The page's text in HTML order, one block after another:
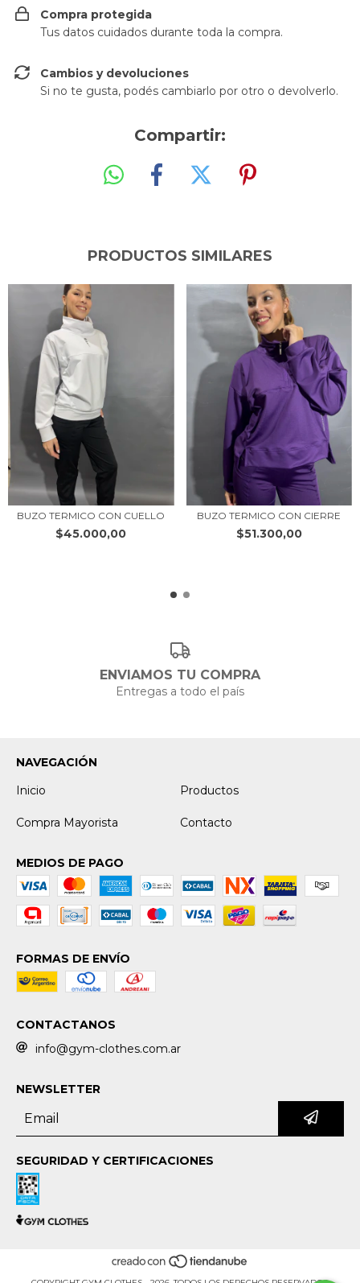
Compra protegida
Tus datos cuidados durante toda la compra.
Cambios y devoluciones
Si no te gusta, podés cambiarlo por otro o devolverlo.
Compartir:
PRODUCTOS SIMILARES
BUZO TERMICO CON CUELLO
$45.000,00
BUZO TERMICO CON CIERRE
$51.300,00
ENVIAMOS TU COMPRA
Entregas a todo el país
NAVEGACIÓN
Inicio
Productos
Compra Mayorista Contacto
MEDIOS DE PAGO
FORMAS DE ENVÍO
CONTACTANOS
info@gym-clothes.com.ar
NEWSLETTER
SEGURIDAD Y CERTIFICACIONES